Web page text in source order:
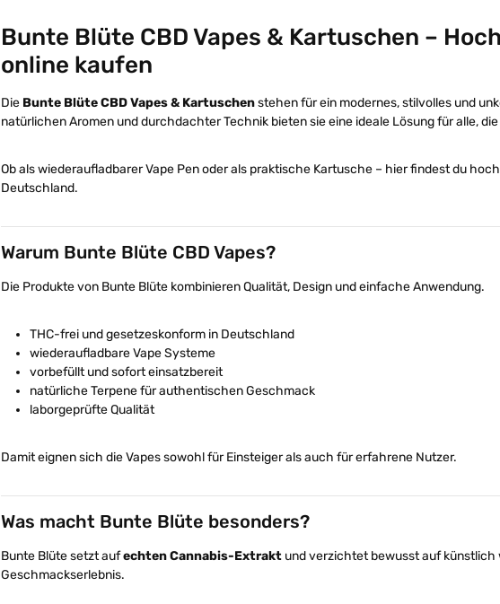
Bunte Blüte CBD Vapes & Kartuschen –
online kaufen
Die Bunte Blüte CBD Vapes & Kartuschenstehen für ein modernes, stilvolles und
natürlichen Aromen und durchdachter Technik bieten sie eine ideale Lösung für alle,
Ob als wiederaufladbarer Vape Pen oder als praktische Kartusche – hier findest du
Deutschland.
Warum Bunte Blüte CBD Vapes?
Die Produkte von Bunte Blüte kombinieren Qualität, Design und einfache Anwendung.
THC-frei und gesetzeskonform in Deutschland
wiederaufladbare Vape Systeme
vorbefüllt und sofort einsatzbereit
natürliche Terpene für authentischen Geschmack
laborgeprüfte Qualität
Damit eignen sich die Vapes sowohl für Einsteiger als auch für erfahrene Nutzer.
Was macht Bunte Blüte besonders?
Bunte Blüte setzt aufechten Cannabis-Extrakt und verzichtet bewusst auf künstlich
Geschmackserlebnis.